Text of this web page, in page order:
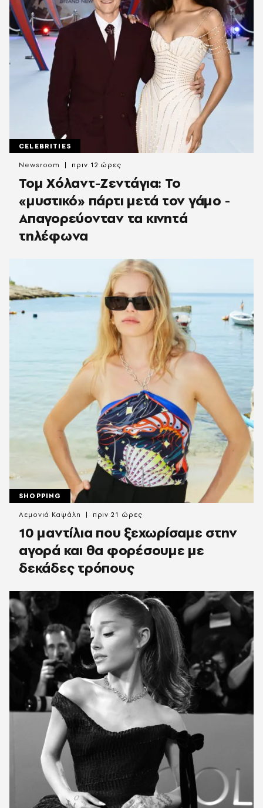
CELEBRITIES
Τομ Χόλαντ-Ζεντάγια: Το
«μυστικό» πάρτι μετά τον γάμο -
Απαγορεύονταν τα κινητά
τηλέφωνα
Newsroom πριν 12 ώρες
SHOPPING
10 μαντίλια που ξεχωρίσαμε στην
αγορά και θα φορέσουμε με
δεκάδες τρόπους
Λεμονιά Καψάλη πριν 21 ώρες